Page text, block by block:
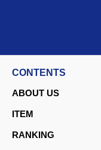
CONTENTS
ABOUT US
ITEM
RANKING